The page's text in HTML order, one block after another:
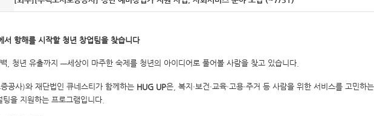
서 항해를 시작할 청년 창업팀을 찾습니다
청년 유출까지 —세상이 마주한 숙제를 청년의 아이디어로 풀어볼 사람을 찾고 있습니다
공사)와 재단법인 큐네스티가 함께하는 HUG UP은 복지· 보건· 교육· 고용·주거 등 사람을 위한 서비스를 고민하
팅을 지원하는 프로그램입니다